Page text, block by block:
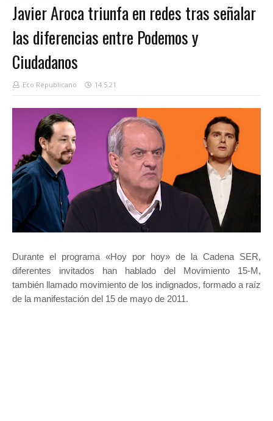
Javier Aroca triunfa en redes tras señalar
las diferencias entre Podemos y
Ciudadanos
Eco Republicano 14.5.21
Durante el programa «Hoy por hoy» de la Cadena SER,
diferentes invitados han hablado del Movimiento 15-M,
también llamado movimiento de los indignados, formado a raíz
de la manifestación del 15 de mayo de 2011.